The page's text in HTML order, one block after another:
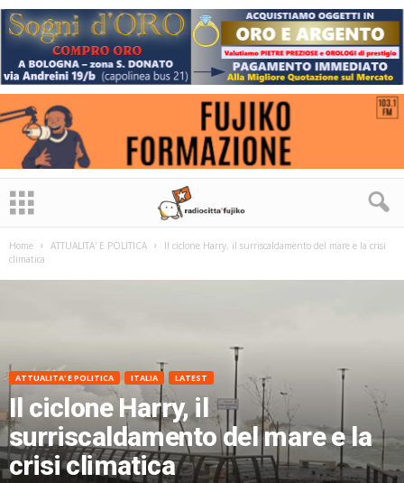
Home ATTUALITA' E POLITICA
Il ciclone Harry, il surriscaldamento del mare e la crisi
climatica
ATTUALITA' E POLITICA ITALIA LATEST
Il ciclone Harry, il
surriscaldamento del mare e la
crisi climatica